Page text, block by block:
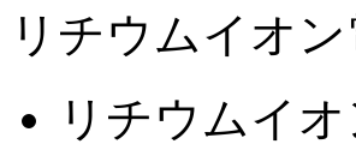
リチウムイオ
リチウムイ